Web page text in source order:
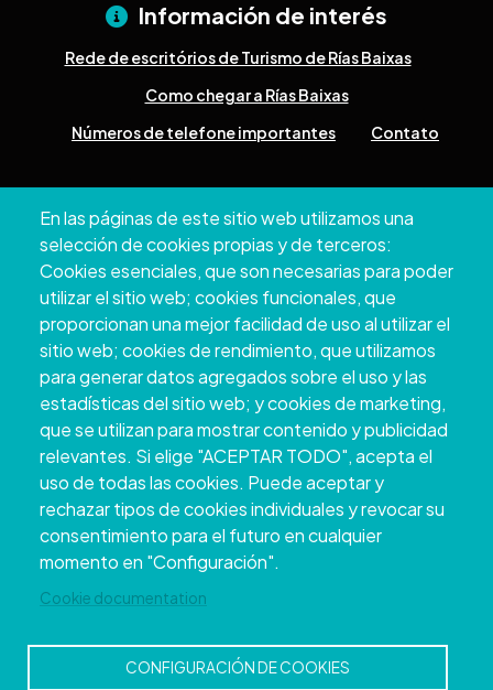
En las páginas de este sitio web utilizamos una
selección de cookies propias y de terceros:
Cookies esenciales, que son necesarias para poder
utilizar el sitio web; cookies funcionales, que
proporcionan una mejor facilidad de uso al utilizar el
sitio web; cookies de rendimiento, que utilizamos
para generar datos agregados sobre el uso y las
estadísticas del sitio web; y cookies de marketing,
que se utilizan para mostrar contenido y publicidad
relevantes. Si elige "ACEPTAR TODO", acepta el
uso de todas las cookies. Puede aceptar y
rechazar tipos de cookies individuales y revocar su
consentimiento para el futuro en cualquier
momento en "Configuración".
Cookie documentation
CONFIGURACIÓN DE COOKIES
Información de interés
Rede de escritórios de Turismo de Rías Baixas
Como chegar a Rías Baixas
Números de telefone importantes
Contato
Pontevedra
+34 986 804 100 | +34 986 804 124
Copyright © 2026. Conselho Provincial de
Pontevedra.Todos os direitos reservados